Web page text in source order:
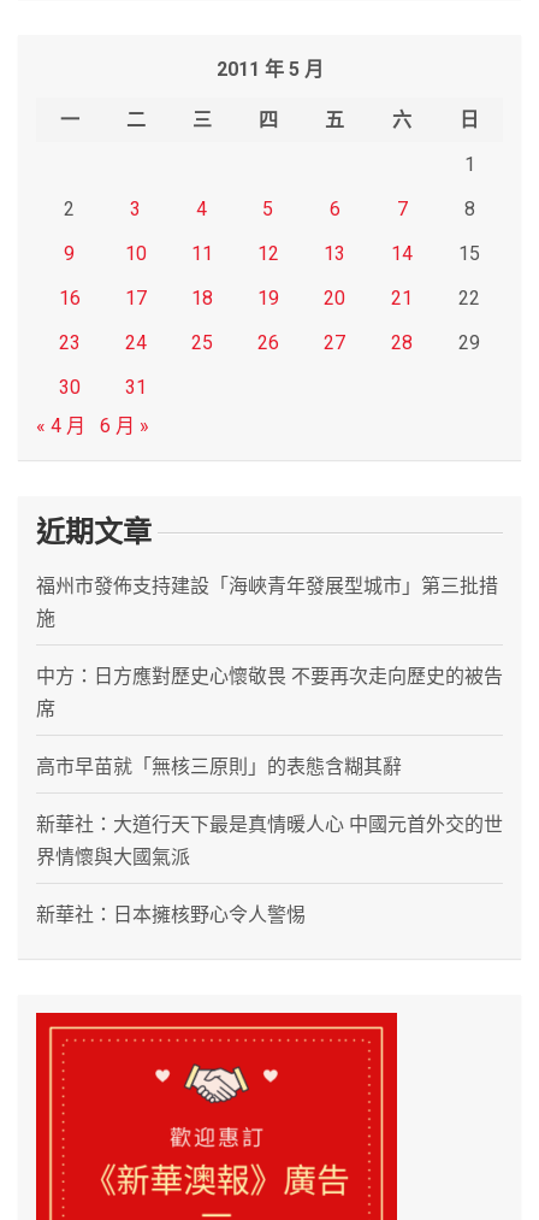
2011 年 5 月
一 二 三 四 五 六
日
1
2
3 4 5 6 7
8
9
10 11 12 13 14
15
16
17 18 19 20 21
22
23
24 25 26 27 28
29
30
31
« 4 月
6 月 »
近期文章
福州市發佈支持建設「海峽青年發展型城市」第三批措
施
中方：日方應對歷史心懷敬畏 不要再次走向歷史的被告
席
高市早苗就「無核三原則」的表態含糊其辭
新華社：大道行天下最是真情暖人心 中國元首外交的世
界情懷與大國氣派
新華社：日本擁核野心令人警惕